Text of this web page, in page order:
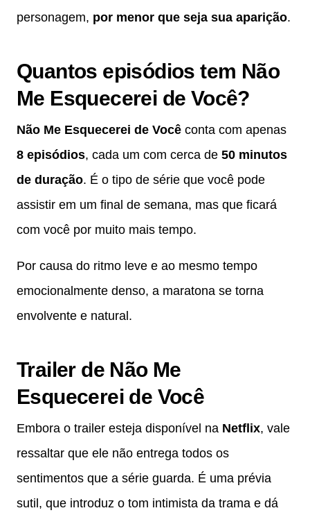
personagem, por menor que seja sua aparição.
Quantos episódios tem Não
Me Esquecerei de Você?
Não Me Esquecerei de Você conta com apenas
8 episódios, cada um com cerca de 50 minutos
de duração. É o tipo de série que você pode
assistir em um final de semana, mas que ficará
com você por muito mais tempo.
Por causa do ritmo leve e ao mesmo tempo
emocionalmente denso, a maratona se torna
envolvente e natural.
Trailer de Não Me
Esquecerei de Você
Embora o trailer esteja disponível na Netflix, vale
ressaltar que ele não entrega todos os
sentimentos que a série guarda. É uma prévia
sutil, que introduz o tom intimista da trama e dá